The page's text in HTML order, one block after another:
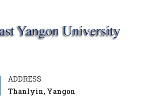
Thanlyin, Yangon